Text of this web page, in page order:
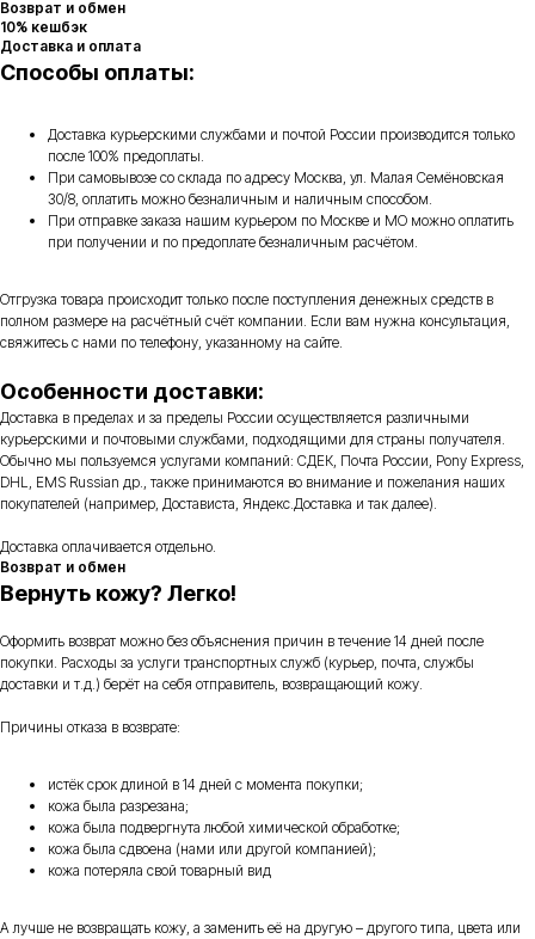
Возврат и обмен
10% кешбэк
Доставка и оплата
Способы оплаты:
Доставка курьерскими службами и почтой России производится только
после 100% предоплаты.
При самовывозе со склада по адресу Москва, ул. Малая Семёновская
30/8, оплатить можно безналичным и наличным способом.
При отправке заказа нашим курьером по Москве и МО можно оплатить
при получении и по предоплате безналичным расчётом.
Отгрузка товара происходит только после поступления денежных средств в
полном размере на расчётный счёт компании. Если вам нужна консультация,
свяжитесь с нами по телефону, указанному на сайте.
Особенности доставки:
Доставка в пределах и за пределы России осуществляется различными
курьерскими и почтовыми службами, подходящими для страны получателя.
Обычно мы пользуемся услугами компаний: СДЕК, Почта России, Pony Express,
DHL, EMS Russian др., также принимаются во внимание и пожелания наших
покупателей (например, Достависта, Яндекс.Доставка и так далее).
Доставка оплачивается отдельно.
Возврат и обмен
Вернуть кожу? Легко!
Оформить возврат можно без объяснения причин в течение 14 дней после
покупки. Расходы за услуги транспортных служб (курьер, почта, службы
доставки и т.д.) берёт на себя отправитель, возвращающий кожу.
Причины отказа в возврате:
истёк срок длиной в 14 дней с момента покупки;
кожа была разрезана;
кожа была подвергнута любой химической обработке;
кожа была сдвоена (нами или другой компанией);
кожа потеряла свой товарный вид
А лучше не возвращать кожу, а заменить её на другую – другого типа, цвета или